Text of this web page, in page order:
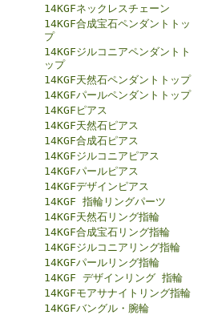
14KGFネックレスチェーン
14KGF合成宝石ペンダントトッ
プ
14KGFジルコニアペンダントト
ップ
14KGF天然石ペンダントトップ
14KGFパールペンダントトップ
14KGFピアス
14KGF天然石ピアス
14KGF合成石ピアス
14KGFジルコニアピアス
14KGFパールピアス
14KGFデザインピアス
14KGF 指輪リングパーツ
14KGF天然石リング指輪
14KGF合成宝石リング指輪
14KGFジルコニアリング指輪
14KGFパールリング指輪
14KGF デザインリング 指輪
14KGFモアサナイトリング指輪
14KGFバングル・腕輪